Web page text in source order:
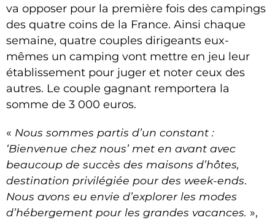
va opposer pour la première fois des campings
des quatre coins de la France. Ainsi chaque
semaine, quatre couples dirigeants eux-
mêmes un camping vont mettre en jeu leur
établissement pour juger et noter ceux des
autres. Le couple gagnant remportera la
somme de 3 000 euros.
« Nous sommes partis d’un constant :
‘Bienvenue chez nous’ met en avant avec
beaucoup de succès des maisons d’hôtes,
destination privilégiée pour des week-ends.
Nous avons eu envie d’explorer les modes
d’hébergement pour les grandes vacances. »,